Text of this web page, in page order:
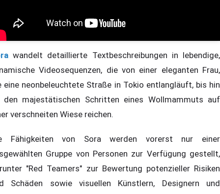
wandelt detaillierte Textbeschreibungen in lebendige,
Videosequenzen, die von einer eleganten Frau,
eine neonbeleuchtete Straße in Tokio entlangläuft, bis hin
den majestätischen Schritten eines Wollmammuts auf
verschneiten Wiese reichen.
Fähigkeiten von Sora werden vorerst nur einer
Gruppe von Personen zur Verfügung gestellt,
"Red Teamers" zur Bewertung potenzieller Risiken
Schäden sowie visuellen Künstlern, Designern und